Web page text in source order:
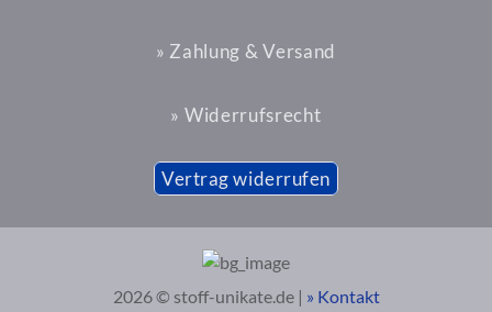
» Zahlung & Versand
» Widerrufsrecht
Vertrag widerrufen
2026 © stoff-unikate.de | » Kontakt